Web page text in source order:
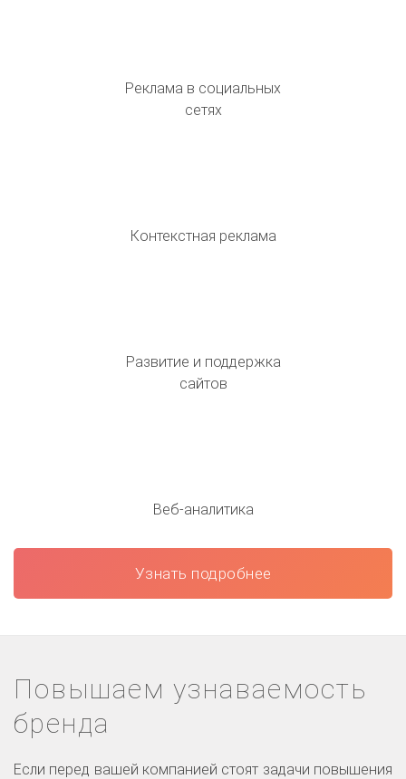
Реклама в социальных
сетях
Контекстная реклама
Развитие и поддержка
сайтов
Веб-аналитика
Узнать подробнее
Повышаем узнаваемость
бренда
Если перед вашей компанией стоят задачи повышения